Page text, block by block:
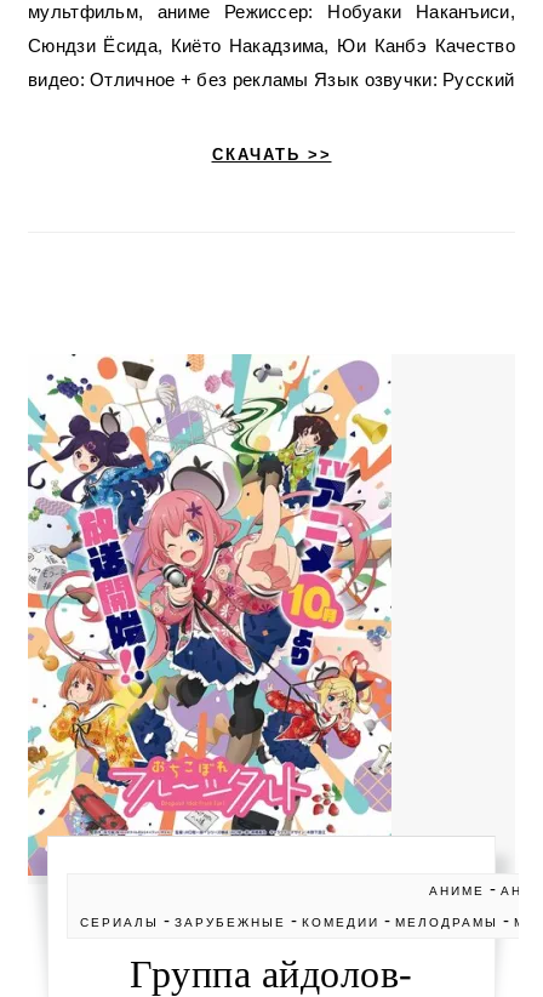
мультфильм, аниме Режиссер: Нобуаки Наканъиси,
Сюндзи Ёсида, Киёто Накадзима, Юи Канбэ Качество
видео: Отличное + без рекламы Язык озвучки: Русский
СКАЧАТЬ >>
АНИМЕ -
СЕРИАЛЫ -ЗАРУБЕЖНЫЕ -КОМЕДИИ -МЕЛОДРАМЫ -
Группа айдолов-